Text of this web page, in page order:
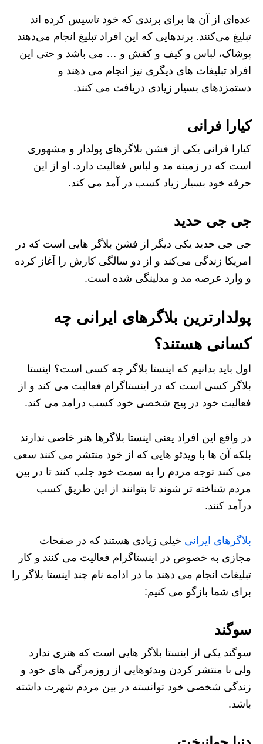
عده‌ای از آن ها برای برندی که خود تاسیس کرده اند
تبلیغ می‌کنند. برندهایی که این افراد تبلیغ انجام می‌دهند
پوشاک، لباس و کیف و کفش و … می باشد و حتی این
افراد تبلیغات های دیگری نیز انجام می دهند و
دستمزدهای بسیار زیادی دریافت می کنند.
کیارا فرانی
کیارا فرانی یکی از فشن بلاگرهای پولدار و مشهوری
است که در زمینه مد و لباس فعالیت دارد. او از این
حرفه خود بسیار زیاد کسب در آمد می کند.
جی جی حدید
جی جی حدید یکی دیگر از فشن بلاگر هایی است که در
امریکا زندگی می‌کند و از دو سالگی کارش را آغاز کرده
و وارد عرصه مد و مدلینگی شده است.
پولدارترین بلاگرهای ایرانی چه
کسانی هستند؟
اول باید بدانیم‌ که اینستا بلاگر چه کسی است؟ اینستا
بلاگر کسی است که در اینستاگرام فعالیت می کند و از
فعالیت خود در پیج شخصی خود کسب درامد می کند.
در واقع این افراد یعنی اینستا بلاگرها هنر خاصی ندارند
بلکه آن ها با ویدئو هایی که از خود منتشر می کنند سعی
می کنند توجه مردم را به سمت خود جلب کنند تا در بین
مردم شناخته تر شوند تا بتوانند از این طریق کسب
درآمد کنند.
بلاگرهای ایرانی خیلی زیادی هستند که در صفحات
مجازی به خصوص در اینستاگرام فعالیت می کنند و کار
تبلیغات انجام می دهند ما در ادامه نام چند اینستا بلاگر را
برای شما بازگو می کنیم:
سوگند
سوگند یکی از اینستا بلاگر هایی است که هنری ندارد
ولی با منتشر کردن ویدئوهایی از روزمرگی های خود و
زندگی شخصی خود توانسته در بین مردم شهرت داشته
باشد.